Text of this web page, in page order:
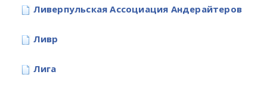
Ливерпульская Ассоциация Андерайтеров
Ливр
Лига